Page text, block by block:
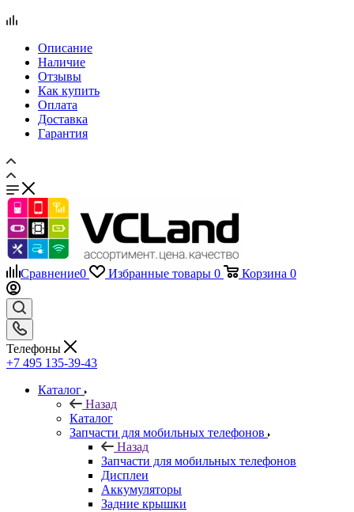
Описание
Наличие
Отзывы
Как купить
Оплата
Доставка
Гарантия
Сравнение0 Избранные товары 0 Корзина 0
Телефоны
+7 495 135-39-43
Каталог
Назад
Каталог
Запчасти для мобильных телефонов
Назад
Запчасти для мобильных телефонов
Дисплеи
Аккумуляторы
Задние крышки